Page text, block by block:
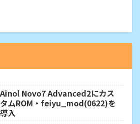
Ainol Novo7 Advanced2にカス
タムROM・feiyu_mod(0622)を
導入